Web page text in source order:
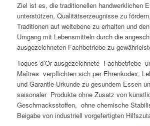
Ziel ist es, die traditionellen handwerklichen
unterstützen, Qualitätserzeugnisse zu
Traditionen auf weltebene zu erhalten und
Umgang mit Lebensmitteln durch die
ausgezeichneten Fachbetriebe zu
Toques d’Or ausgezeichnete Fachbetriebe
Maîtres verpflichten sich per Ehrenkodex,
und Garantie-Urkunde zu gesundem Essen
saisonaler Produkte ohne Zusatz von
Geschmacksstoffen, ohne chemische
Beigabe von industriell vorgefertigten